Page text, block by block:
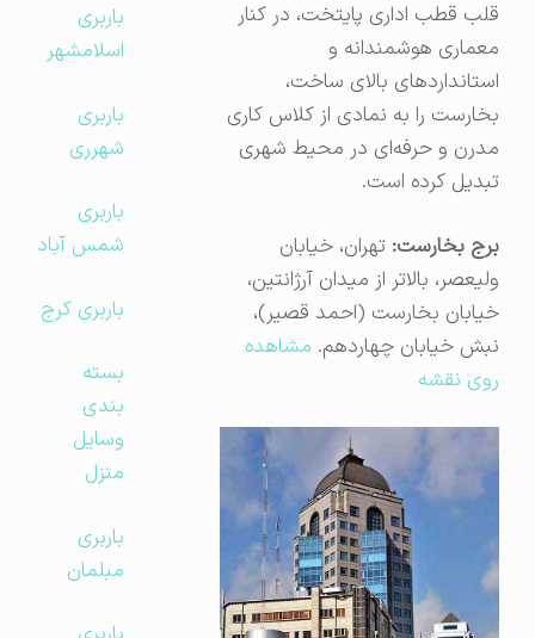
قلب قطب اداری پایتخت، در کنار
معماری هوشمندانه و
استانداردهای بالای ساخت،
بخارست را به نمادی از کلاس کاری
مدرن و حرفه‌ای در محیط شهری
تبدیل کرده است.
برج بخارست:تهران، خیابان
ولیعصر، بالاتر از میدان آرژانتین،
خیابان بخارست (احمد قصیر)،
نبش خیابان چهاردهم.مشاهده
روی نقشه
باربری
اسلامشهر
باربری
شهرری
باربری
شمس آباد
باربری کرج
بسته
بندی
وسایل
منزل
باربری
مبلمان